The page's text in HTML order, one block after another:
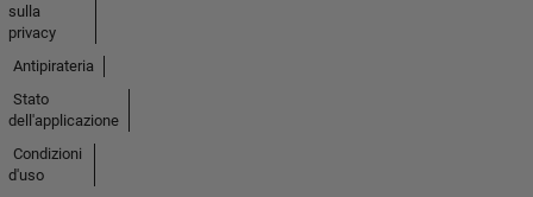
sulla
privacy
Antipirateria
Stato
dell'applicazione
Condizioni
d'uso